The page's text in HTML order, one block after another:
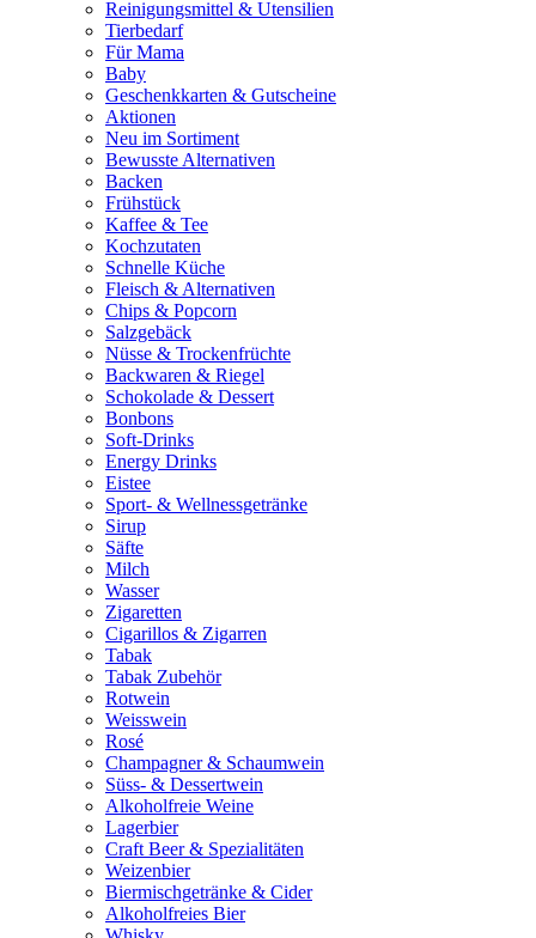
Reinigungsmittel & Utensilien
Tierbedarf
Für Mama
Baby
Geschenkkarten & Gutscheine
Aktionen
Neu im Sortiment
Bewusste Alternativen
Backen
Frühstück
Kaffee & Tee
Kochzutaten
Schnelle Küche
Fleisch & Alternativen
Chips & Popcorn
Salzgebäck
Nüsse & Trockenfrüchte
Backwaren & Riegel
Schokolade & Dessert
Bonbons
Soft-Drinks
Energy Drinks
Eistee
Sport- & Wellnessgetränke
Sirup
Säfte
Milch
Wasser
Zigaretten
Cigarillos & Zigarren
Tabak
Tabak Zubehör
Rotwein
Weisswein
Rosé
Champagner & Schaumwein
Süss- & Dessertwein
Alkoholfreie Weine
Lagerbier
Craft Beer & Spezialitäten
Weizenbier
Biermischgetränke & Cider
Alkoholfreies Bier